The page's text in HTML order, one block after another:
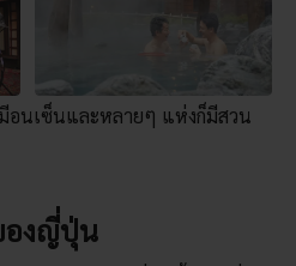
มีอนเซ็นและหลายๆ แห่งก็มีสวน
องญี่ปุ่น